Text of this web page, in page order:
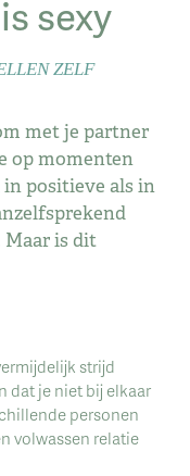
sexy
ZELF
met je partner
op momenten
positieve als in
Maar is dit
strijd
dat je niet bij elkaar
personen
volwassen relatie